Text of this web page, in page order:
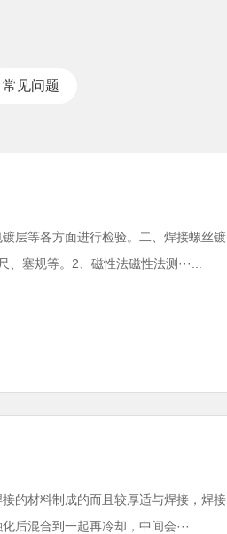
常见问题
层等各方面进行检验。二、焊接螺丝镀
塞规等。2、磁性法磁性法测···...
的材料制成的而且较厚适与焊接，焊接
混合到一起再冷却，中间会···...